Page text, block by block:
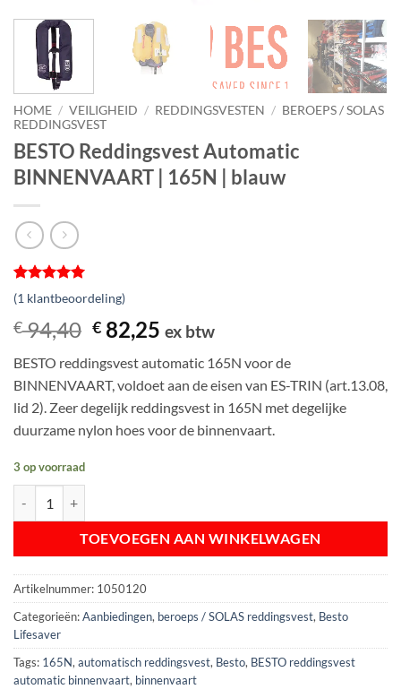
HOME / VEILIGHEID / REDDINGSVESTEN / BEROEPS / SOLAS
REDDINGSVEST
BESTO Reddingsvest Automatic
BINNENVAART | 165N | blauw
Gewaardeerd
5op 5
gebaseerd
op
1
(1 klantbeoordeling)
€94,40 Oorspronkelijke
prijs
was:
€ 94,40.
€ 82,25 Huidige
is:
€ 82,25.
ex btw
BESTO reddingsvest automatic 165N voor de
BINNENVAART, voldoet aan de eisen van ES-TRIN (art.13.08,
lid 2). Zeer degelijk reddingsvest in 165N met degelijke
duurzame nylon hoes voor de binnenvaart.
3 op voorraad
TOEVOEGEN AAN WINKELWAGEN
Artikelnummer: 1050120
Categorieën:Aanbiedingen, beroeps / SOLAS reddingsvest, Besto
Lifesaver
Tags: 165N,automatisch reddingsvest, Besto, BESTO reddingsvest
automatic binnenvaart, binnenvaart